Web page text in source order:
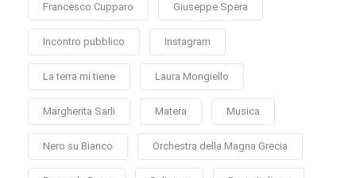
Francesco Cupparo Giuseppe Spera
Incontro pubblico Instagram
La terra mi tiene Laura Mongiello
Margherita Sarli Matera Musica
Nero su Bianco Orchestra della Magna Grecia